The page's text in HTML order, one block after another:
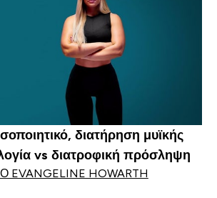
διατήρηση μυϊκής
vs διατροφική πρόσληψη
EVANGELINE HOWARTH